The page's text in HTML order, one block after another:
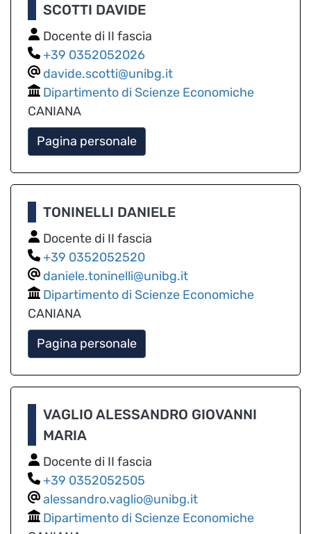
SCOTTI DAVIDE
Docente di II fascia
0352052026
davide.scotti@unibg.it
Dipartimento di Scienze Economiche
CANIANA
Pagina personale
TONINELLI DANIELE
Docente di II fascia
0352052520
daniele.toninelli@unibg.it
Dipartimento di Scienze Economiche
CANIANA
Pagina personale
VAGLIO ALESSANDRO GIOVANNI
MARIA
Docente di II fascia
0352052505
alessandro.vaglio@unibg.it
Dipartimento di Scienze Economiche